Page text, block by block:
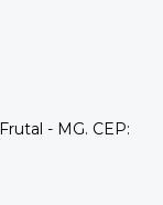
- MG. CEP: